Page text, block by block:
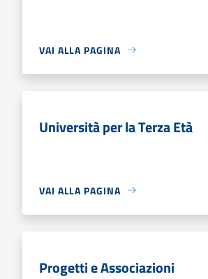
VAI ALLA PAGINA
Università per la Terza Età
VAI ALLA PAGINA
Progetti e Associazioni